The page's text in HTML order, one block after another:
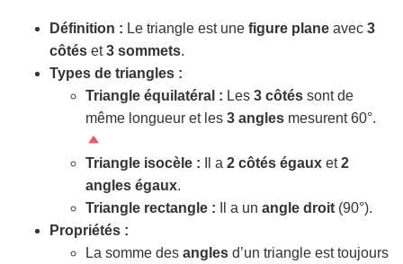
Définition : Le triangle est une figure plane avec 3
côtés et3 sommets.
Types de triangles :
Triangle équilatéral : Les 3 côtés sont de
même longueur et les 3 angles mesurent 60°.
Triangle isocèle : Il a 2 côtés égaux et2
angles égaux.
Triangle rectangle : Il a un angle droit (90°).
Propriétés :
La somme des angles d’un triangle est toujours